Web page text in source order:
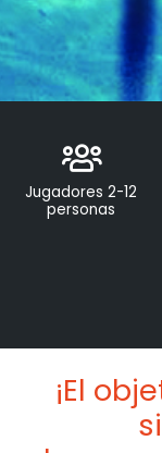
Jugadores 2-12
personas
¡El